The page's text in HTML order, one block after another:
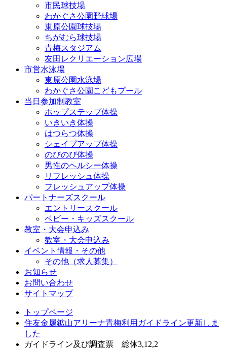
市民球技場
わかぐさ公園野球場
東原公園球技場
ちがむら球技場
青梅スタジアム
友田レクリエーション広場
市営水泳場
東原公園水泳場
わかぐさ公園こどもプール
当日参加制教室
ホップステップ体操
いきいき体操
はつらつ体操
シェイプアップ体操
のびのび体操
男性のヘルシー体操
リフレッシュ体操
フレッシュアップ体操
パートナーズスクール
エントリースクール
ベビー・キッズスクール
教室・大会申込み
教室・大会申込み
イベント情報・その他
その他（求人募集）
お知らせ
お問い合わせ
サイトマップ
トップページ
住友金属鉱山アリーナ青梅利用ガイドライン更新しま
した
ガイドライン及び調査票 総体3,12,2